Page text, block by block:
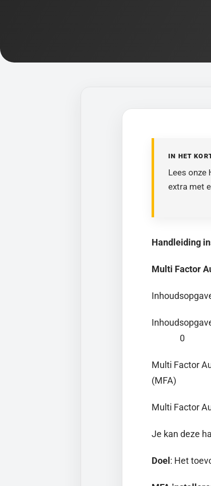
IN HET
Lees onze
extra met
Handleiding
Multi Factor
0
Multi Factor
Multi Factor
Je kan deze
Doel : Het